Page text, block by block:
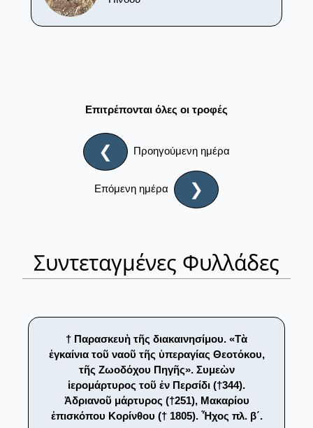
Επιτρέπονται όλες οι τροφές
❮ Προηγούμενη ημέρα
Επόμενη ημέρα ❯
Συντεταγμένες Φυλλάδες
† Παρασκευὴ τῆς διακαινησίμου. «Τὰ
ἐγκαίνια τοῦ ναοῦ τῆς ὑπεραγίας Θεοτόκου,
τῆς Ζωοδόχου Πηγῆς». Συμεὼν
ἱερομάρτυρος τοῦ ἐν Περσίδι (†344).
Ἀδριανοῦ μάρτυρος (†251), Μακαρίου
ἐπισκόπου Κορίνθου († 1805). Ἦχος πλ. β΄.